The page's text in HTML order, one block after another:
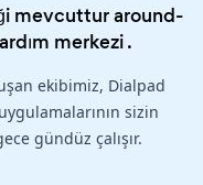
mevcuttur around-
merkezi.
ekibimiz, Dialpad
sizin
gündüz çalışır.